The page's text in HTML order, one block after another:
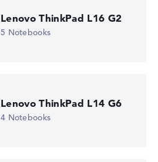
Lenovo ThinkPad L16 G2
5 Notebooks
Lenovo ThinkPad L14 G6
4 Notebooks